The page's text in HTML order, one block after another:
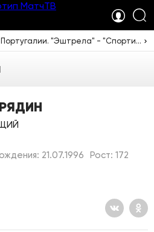
22:35 Футбол. Чемпионат Португалии. "Эштрела" - "Спортинг". Прямая трансляция
21.07.1996
Рост: 172